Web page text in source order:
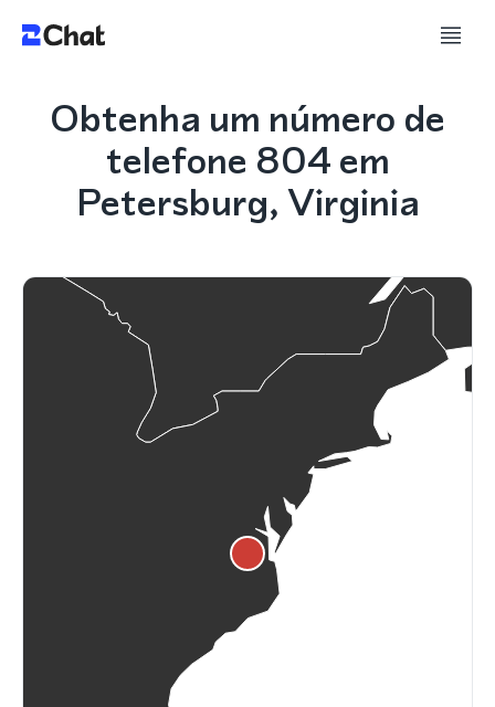
Obtenha um número de
telefone 804 em
Petersburg, Virginia